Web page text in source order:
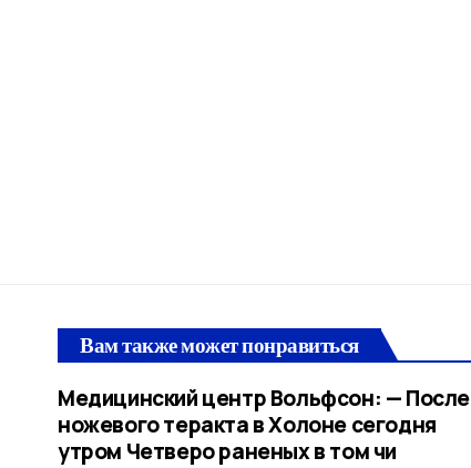
Вам также может понравиться
Медицинский центр Вольфсон: — После
ножевого теракта в Холоне сегодня
утром Четверо раненых в том чи